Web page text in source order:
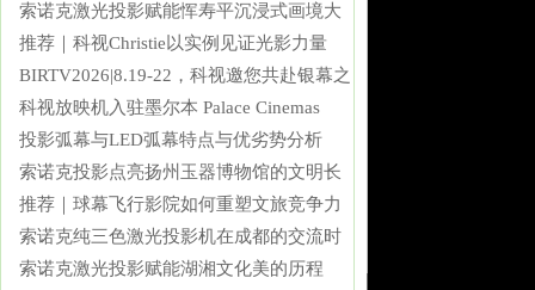
索诺克激光投影赋能恽寿平沉浸式画境大
推荐｜科视Christie以实例见证光影力量
BIRTV2026|8.19-22，科视邀您共赴银幕之
科视放映机入驻墨尔本 Palace Cinemas
投影弧幕与LED弧幕特点与优劣势分析
索诺克投影点亮扬州玉器博物馆的文明长
推荐｜球幕飞行影院如何重塑文旅竞争力
索诺克纯三色激光投影机在成都的交流时
索诺克激光投影赋能湖湘文化美的历程